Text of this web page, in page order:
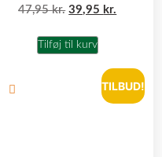
47,95kr. 39,95 kr.
Tilføj til kurv
TILBUD!